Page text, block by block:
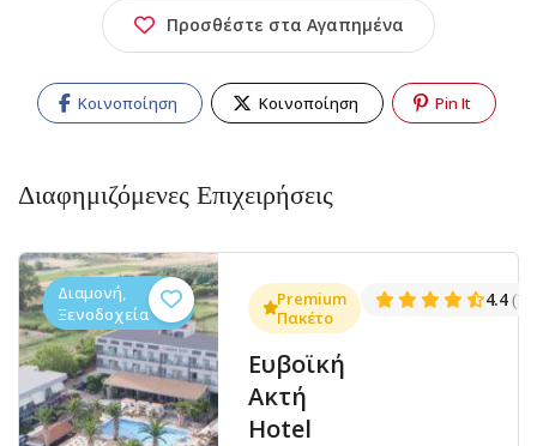
Προσθέστε στα Αγαπημένα
Κοινοποίηση Κοινοποίηση Pin It
Διαφημιζόμενες Επιχειρήσεις
4.5(1402)Διαμονή,
Ξενοδοχεία
Premium
Πακέτο
Ευβοϊκή
Ακτή
Hotel
4.4